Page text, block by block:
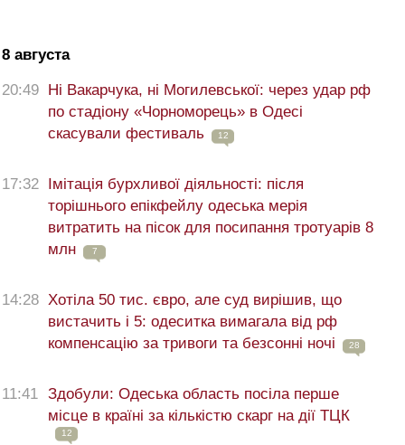
8 августа
20:49 Ні Вакарчука, ні Могилевської: через удар рф
по стадіону «Чорноморець» в Одесі
скасували фестиваль
12
17:32 Імітація бурхливої діяльності: після
торішнього епікфейлу одеська мерія
витратить на пісок для посипання тротуарів 8
млн
7
14:28 Хотіла 50 тис. євро, але суд вирішив, що
вистачить і 5: одеситка вимагала від рф
компенсацію за тривоги та безсонні ночі
28
11:41
Здобули: Одеська область посіла перше
місце в країні за кількістю скарг на дії ТЦК
12